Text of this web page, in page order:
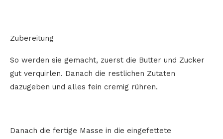
Zubereitung
So werden sie gemacht, zuerst die Butter und Zucker
gut verquirlen. Danach die restlichen Zutaten
dazugeben und alles fein cremig rühren.
Danach die fertige Masse in die eingefettete